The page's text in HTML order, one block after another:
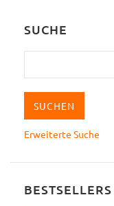
SUCHE
Erweiterte Suche
BESTSELLERS